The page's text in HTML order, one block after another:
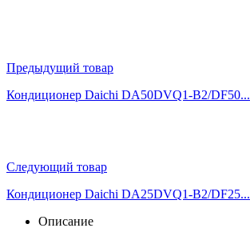
Предыдущий товар
Кондиционер Daichi DA50DVQ1-B2/DF50...
Следующий товар
Кондиционер Daichi DA25DVQ1-B2/DF25...
Описание